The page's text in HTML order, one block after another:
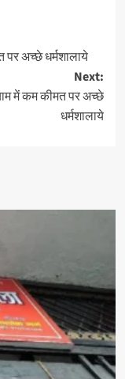
अच्छे धर्मशालाये
Next:
में कम कीमत पर अच्छे
धर्मशालाये